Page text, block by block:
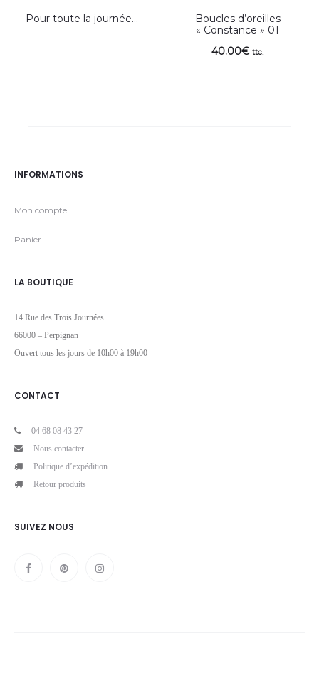
Pour toute la journée…
Boucles d’oreilles
« Constance » 01
40.00€ ttc.
INFORMATIONS
Mon compte
Panier
LA BOUTIQUE
14 Rue des Trois Journées
66000 – Perpignan
Ouvert tous les jours de 10h00 à 19h00
CONTACT
04 68 08 43 27
Nous contacter
Politique d’expédition
Retour produits
SUIVEZ NOUS